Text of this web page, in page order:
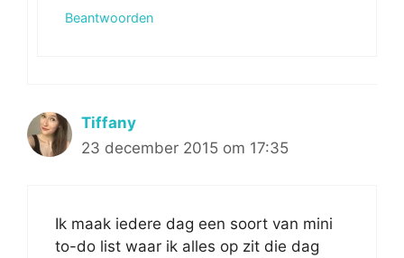
Beantwoorden
Tiffany
23 december 2015 om 17:35
Ik maak iedere dag een soort van mini
to-do list waar ik alles op zit die dag